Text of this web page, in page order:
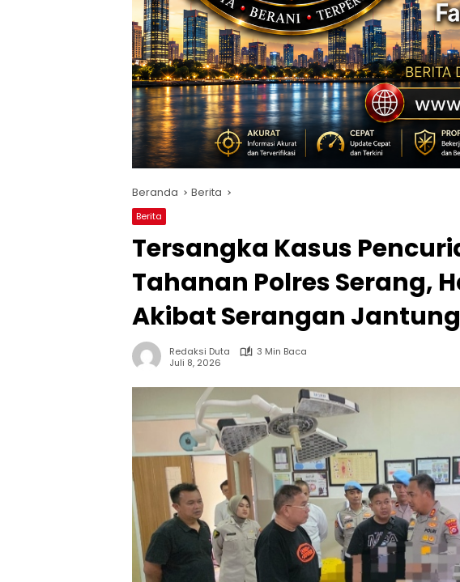
Beranda Berita
Berita
Tersangka Kasus
Tahanan Polres Serang,
Akibat Serangan Jantung
Redaksi Duta
3 Min Baca
Juli 8, 2026